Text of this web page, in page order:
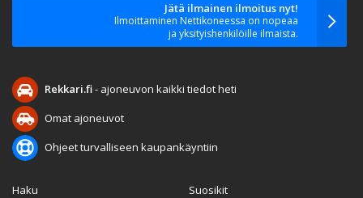
Jätä ilmainen ilmoitus nyt!
Ilmoittaminen Nettikoneessa on nopeaa
ja yksityishenkilöille ilmaista.
Rekkari.fi- ajoneuvon kaikki tiedot heti
Omat ajoneuvot
Ohjeet turvalliseen kaupankäyntiin
Haku
Suosikit